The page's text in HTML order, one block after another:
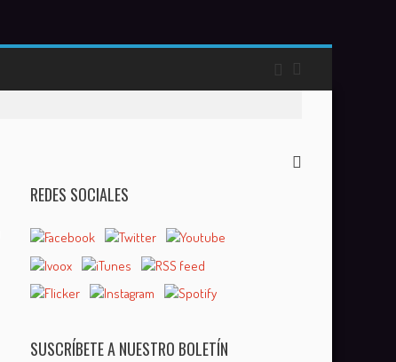
REDES SOCIALES
SUSCRÍBETE A NUESTRO BOLETÍN